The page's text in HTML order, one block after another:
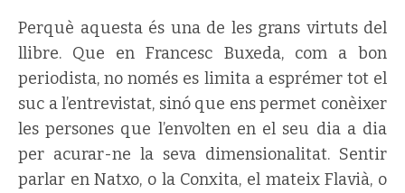
Perquè aquesta és una de les grans virtuts del
llibre. Que en Francesc Buxeda, com a bon
periodista, no només es limita a esprémer tot el
suc a l’entrevistat, sinó que ens permet conèixer
les persones que l’envolten en el seu dia a dia
per acurar-ne la seva dimensionalitat. Sentir
parlar en Natxo, o la Conxita, el mateix Flavià, o